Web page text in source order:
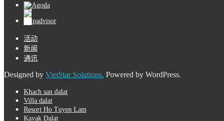
活动
新闻
通讯
Designed by VietStar Solutions. Powered by WordPress.
Khach san dalat
Villa dalat
Resort Ho Tuyen Lam
Kayak Dalat